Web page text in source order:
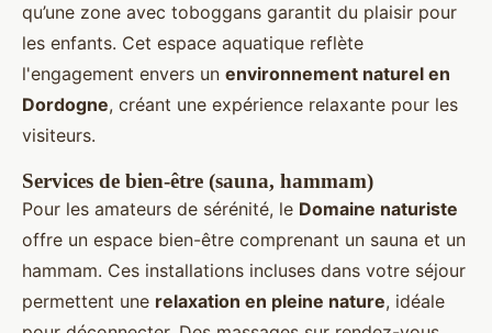
qu’une zone avec toboggans garantit du plaisir pour
les enfants. Cet espace aquatique reflète
l'engagement envers un environnement naturel en
Dordogne, créant une expérience relaxante pour les
visiteurs.
Services de bien-être (sauna, hammam)
Pour les amateurs de sérénité, le Domaine naturiste
offre un espace bien-être comprenant un sauna et un
hammam. Ces installations incluses dans votre séjour
permettent une relaxation en pleine nature, idéale